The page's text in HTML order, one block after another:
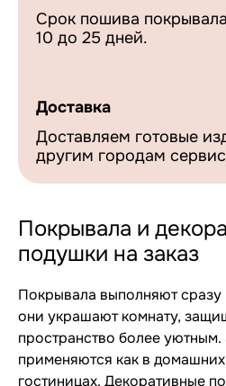
Срок пошива
10 до 25 дней.
Доставка
Доставляем готовые
другим городам
Покрывала и
подушки на заказ
Покрывала выполняют сразу
они украшают комнату,
пространство более уютным.
применяются как в домашних
гостиницах. Декоративные